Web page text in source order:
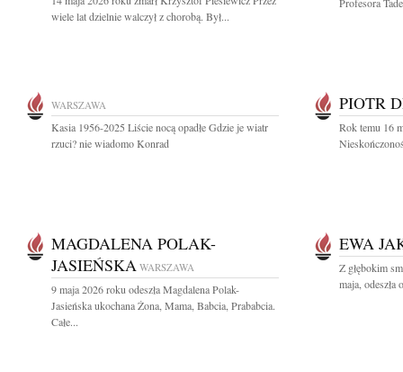
wiele lat dzielnie walczył z chorobą. Był...
WARSZAWA
Kasia 1956-2025 Liście nocą opadłe Gdzie je wiatr
rzuci? nie wiadomo Konrad
PIOTR
Rok temu 16
MAGDALENA POLAK-
JASIEŃSKA WARSZAWA
9 maja 2026 roku odeszła Magdalena Polak-
Jasieńska ukochana Żona, Mama, Babcia, Prababcia.
Całe...
EWA
Z głębokim
maja,